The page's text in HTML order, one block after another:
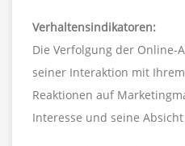
Verhaltensindikatoren:
Die Verfolgung der Online-
seiner Interaktion mit
Reaktionen auf
Interesse und seine